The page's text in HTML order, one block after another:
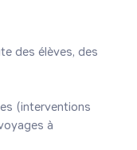
des élèves, des
(interventions
à